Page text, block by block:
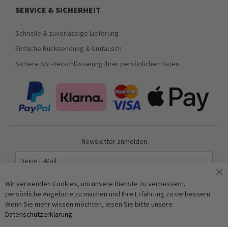
SERVICE & SICHERHEIT
Schnelle & zuverlässige Lieferung
Einfache Rücksendung & Umtausch
Sichere SSL-Verschlüsselung Ihrer persönlichen Daten
Newsletter anmelden
Abonnieren
Anti-Roboter-Verifizierung
Wir verwenden Cookies, um unsere Dienste zu verbessern,
persönliche Angebote zu machen und Ihre Erfahrung zu verbessern.
Wenn Sie mehr wissen möchten, lesen Sie bitte unsere
Datenschutzerklärung.